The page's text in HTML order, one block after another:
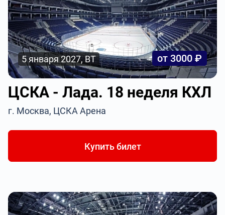
5 января 2027, ВТ от 3000 ₽
ЦСКА - Лада. 18 неделя КХЛ
г. Москва, ЦСКА Арена
Купить билет